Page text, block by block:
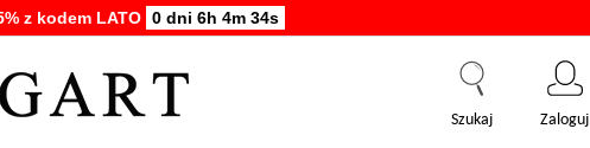
z kodem LATO 0 dni 6h 4m 33s
Szukaj Zaloguj